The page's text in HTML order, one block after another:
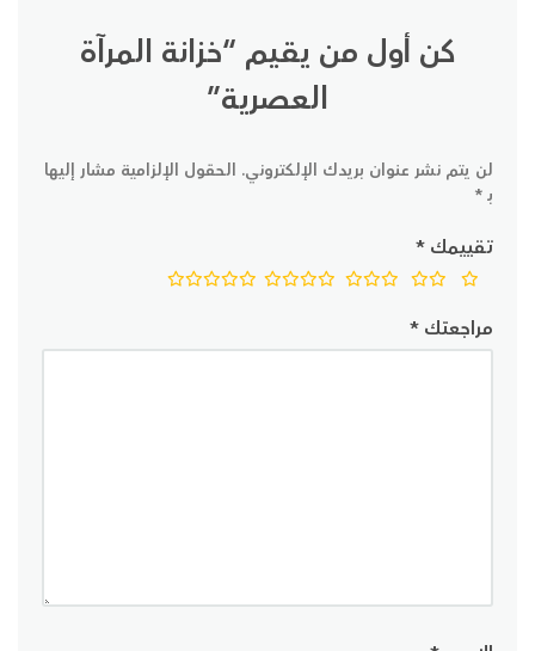
كن أول من يقيم “خزانة المرآة
العصرية”
لن يتم نشر عنوان بريدك الإلكتروني. الحقول الإلزامية مشار إليها
بـ*
تقييمك*
مراجعتك*